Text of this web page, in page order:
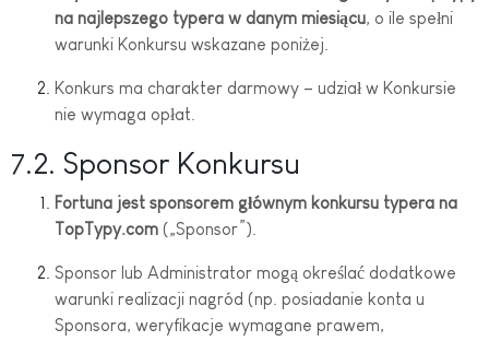
na najlepszego typera w danym miesiącu, o ile spełni
warunki Konkursu wskazane poniżej.
Konkurs ma charakter darmowy – udział w Konkursie
nie wymaga opłat.
7.2. Sponsor Konkursu
Fortuna jest sponsorem głównym konkursu typera na
TopTypy.com („Sponsor”).
Sponsor lub Administrator mogą określać dodatkowe
warunki realizacji nagród (np. posiadanie konta u
Sponsora, weryfikacje wymagane prawem,